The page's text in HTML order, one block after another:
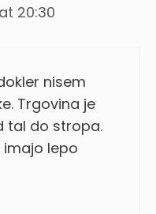
20:30
nisem
Trgovina je
tal do stropa.
imajo lepo